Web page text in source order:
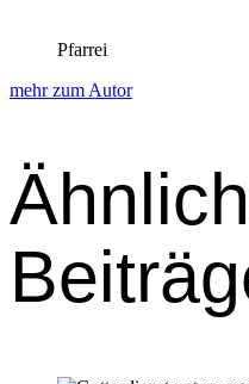
Pfarrei
mehr zum Autor